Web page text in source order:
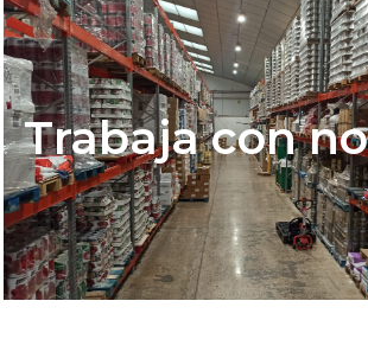
Trabaja con